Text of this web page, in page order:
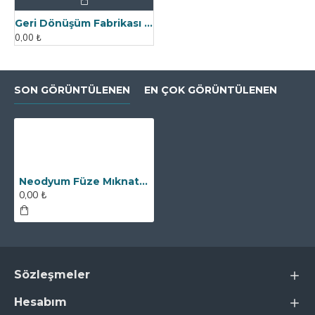
Geri Dönüşüm Fabrikası İçin Kolay Temizlenebilir Neodyum Elek Mıknatıs
0,00 ₺
SON GÖRÜNTÜLENEN EN ÇOK GÖRÜNTÜLENEN
Neodyum Füze Mıknatıs - Bullet Magnet - DN125 Giriş Çıkışlı
0,00 ₺
Sözleşmeler
Hesabım